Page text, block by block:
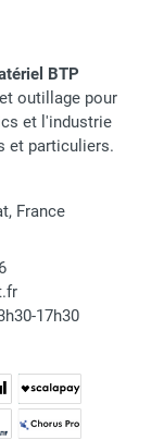
BTP
outillage pour
et l'industrie
et particuliers.
France
17h30